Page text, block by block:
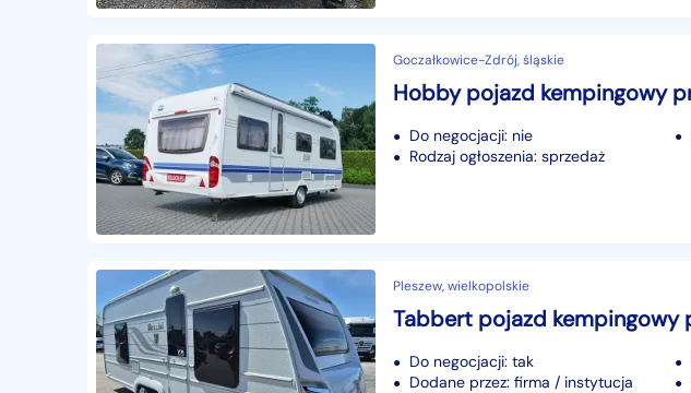
Goczałkowice-Zdrój, śląskie
Do negocjacji: nie
Rodzaj ogłoszenia: sprzedaż
Pleszew, wielkopolskie
Do negocjacji: tak
Dodane przez: firma / instytucja